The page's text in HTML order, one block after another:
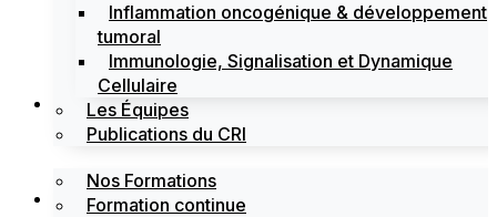
Inflammation oncogénique & développement
tumoral
Immunologie, Signalisation et Dynamique
Cellulaire
Les Équipes
Publications du CRI
Formations
Nos Formations
Formation continue
Labels